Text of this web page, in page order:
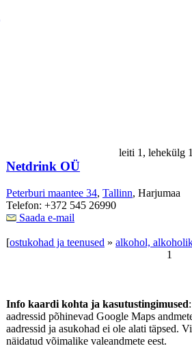
leiti 1,
Netdrink OÜ
Peterburi maantee 34, Tallinn, Harjumaa
Telefon: +372 545 26990
Saada e-mail
[ostukohad ja teenused » alkohol,
1
Info kaardi kohta ja kasutustingimused
aadressid põhinevad Google Maps
aadressid ja asukohad ei ole alati täpsed.
näidatud võimalike valeandmete eest.